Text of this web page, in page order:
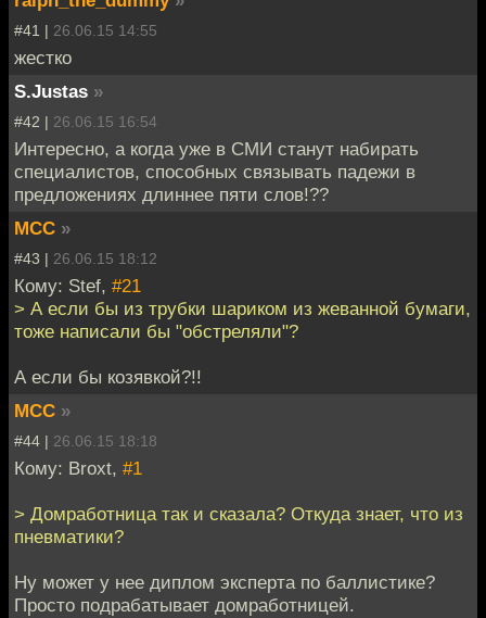
#41 | 26.06.15 14:55
жестко
S.Justas »
#42 | 26.06.15 16:54
Интересно, а когда уже в СМИ станут набирать
специалистов, способных связывать падежи в
предложениях длиннее пяти слов!??
MCC »
#43 | 26.06.15 18:12
Кому: Stef, #21
> А если бы из трубки шариком из жеванной бумаги,
тоже написали бы "обстреляли"?
А если бы козявкой?!!
MCC »
#44 | 26.06.15 18:18
Кому: Broxt, #1
> Домработница так и сказала? Откуда знает, что из
пневматики?
Ну может у нее диплом эксперта по баллистике?
Просто подрабатывает домработницей.